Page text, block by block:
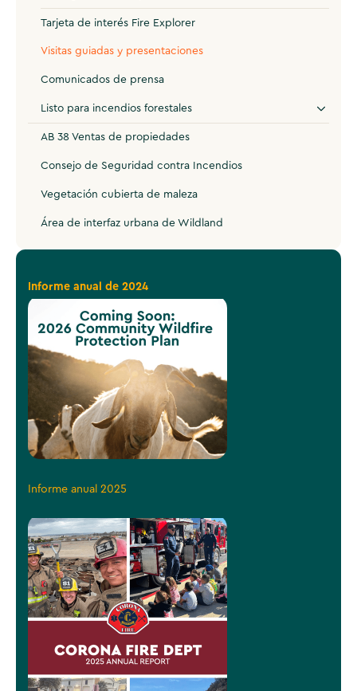
Tarjeta de interés Fire Explorer
Visitas guiadas y presentaciones
Comunicados de prensa
Listo para incendios forestales
AB 38 Ventas de propiedades
Consejo de Seguridad contra Incendios
Vegetación cubierta de maleza
Área de interfaz urbana de Wildland
Informe anual de 2024
Informe anual 2025